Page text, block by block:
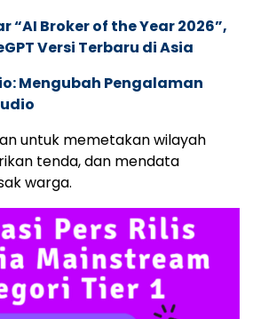
“AI Broker of the Year 2026”,
Versi Terbaru di Asia
Mengubah Pengalaman
untuk memetakan wilayah
tenda, dan mendata
warga.